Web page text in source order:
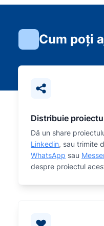
Cum poți
Distribuie
Dă un share
Linkedin, sau trimite
WhatsApp sau
despre proiectul